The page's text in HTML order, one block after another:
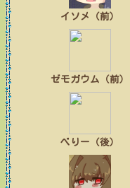
イソメ（前）
ゼモガウム（前）
べりー（後）